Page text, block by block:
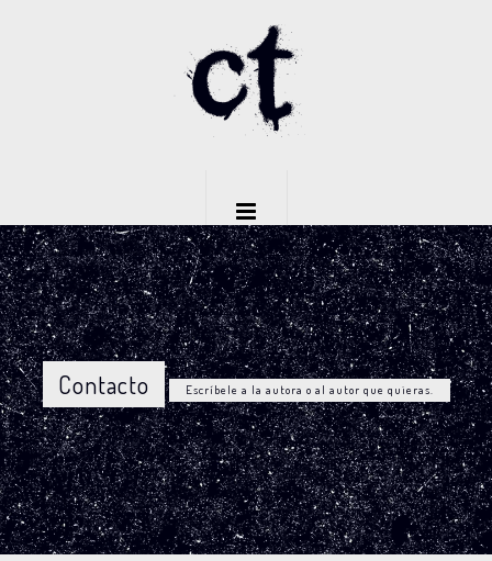
Contacto Escríbele a la autora o al autor que quieras.